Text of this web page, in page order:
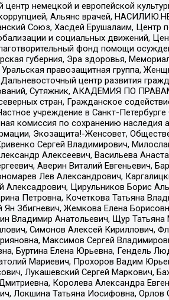
немецкой и европейской
Альянс врачей,
Союз, Хасдей Ерушалаим,
и социальных движений,
фонд помощи
губерния, Эра здоровья,
правозащитная группа,
центр развития
Сутяжник, АКАДЕМИЯ ПО
стран, Гражданское
учреждение в Санкт-
комиссия по сохранению
Экозащита!-Женсовет,
Сергей Владимирович,
Алексеевич, Васильева
Аверин Виталий Евгеньевич,
Лев Александрович,
Цирульников Борис
Петровна, Кочеткова Татьяна
Ян Збигневич, Жемкова Елена
Владимир Анатольевич, Щур
Симонов Алексей Кириллович,
Максимов Сергей
Буртина Елена Юрьевна, Гендель
Мариевич, Прохоров Вадим
Лукашевский Сергей Маркович,
Королева Александра
Локшина Татьяна Иосифовна,